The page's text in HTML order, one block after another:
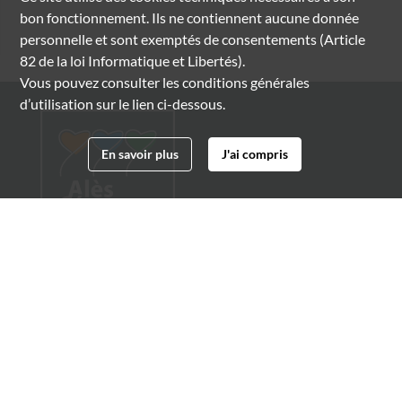
bon fonctionnement. Ils ne contiennent aucune donnée
personnelle et sont exemptés de consentements (Article
82 de la loi Informatique et Libertés).
Vous pouvez consulter les conditions générales
d’utilisation sur le lien ci-dessous.
En savoir plus J'ai compris